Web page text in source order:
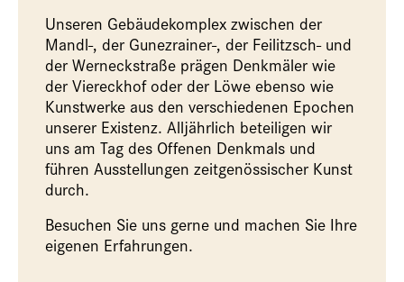
Unseren Gebäudekomplex zwischen der
Mandl-, der Gunezrainer-, der Feilitzsch- und
der Werneckstraße prägen Denkmäler wie
der Viereckhof oder der Löwe ebenso wie
Kunstwerke aus den verschiedenen Epochen
unserer Existenz. Alljährlich beteiligen wir
uns am Tag des Offenen Denkmals und
führen Ausstellungen zeitgenössischer Kunst
durch.
Besuchen Sie uns gerne und machen Sie Ihre
eigenen Erfahrungen.